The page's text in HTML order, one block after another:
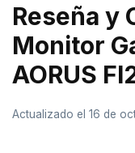
Reseña y
Monitor
AORUS
Actualizado el 16 de